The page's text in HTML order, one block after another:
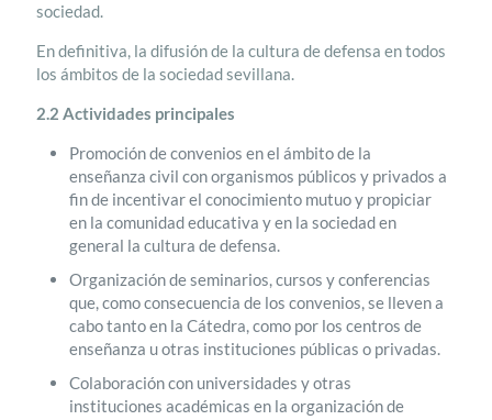
sociedad.
En definitiva, la difusión de la cultura de defensa en todos
los ámbitos de la sociedad sevillana.
2.2 Actividades principales
Promoción de convenios en el ámbito de la
enseñanza civil con organismos públicos y privados a
fin de incentivar el conocimiento mutuo y propiciar
en la comunidad educativa y en la sociedad en
general la cultura de defensa.
Organización de seminarios, cursos y conferencias
que, como consecuencia de los convenios, se lleven a
cabo tanto en la Cátedra, como por los centros de
enseñanza u otras instituciones públicas o privadas.
Colaboración con universidades y otras
instituciones académicas en la organización de